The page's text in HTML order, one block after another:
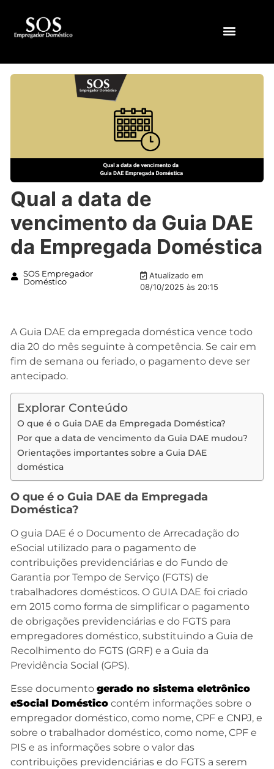
Qual a data de
vencimento da Guia DAE
da Empregada Doméstica
SOS Empregador
Doméstico
Atualizado em
08/10/2025 às 20:15
A Guia DAE da empregada doméstica vence todo
dia 20 do mês seguinte à competência. Se cair em
fim de semana ou feriado, o pagamento deve ser
antecipado.
Explorar Conteúdo
O que é o Guia DAE da Empregada Doméstica?
Por que a data de vencimento da Guia DAE mudou?
Orientações importantes sobre a Guia DAE
doméstica
O que é o Guia DAE da Empregada
Doméstica?
O guia DAE é o Documento de Arrecadação do
eSocial utilizado para o pagamento de
contribuições previdenciárias e do Fundo de
Garantia por Tempo de Serviço (FGTS) de
trabalhadores domésticos. O GUIA DAE foi criado
em 2015 como forma de simplificar o pagamento
de obrigações previdenciárias e do FGTS para
empregadores doméstico, substituindo a Guia de
Recolhimento do FGTS (GRF) e a Guia da
Previdência Social (GPS).
Esse documento gerado no sistema eletrônico
eSocial Doméstico contém informações sobre o
empregador doméstico, como nome, CPF e CNPJ, e
sobre o trabalhador doméstico, como nome, CPF e
PIS e as informações sobre o valor das
contribuições previdenciárias e do FGTS a serem